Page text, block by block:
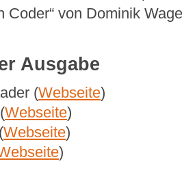
Coder“ von Dominik
Ausgabe
(Webseite)
Webseite)
Webseite)
)